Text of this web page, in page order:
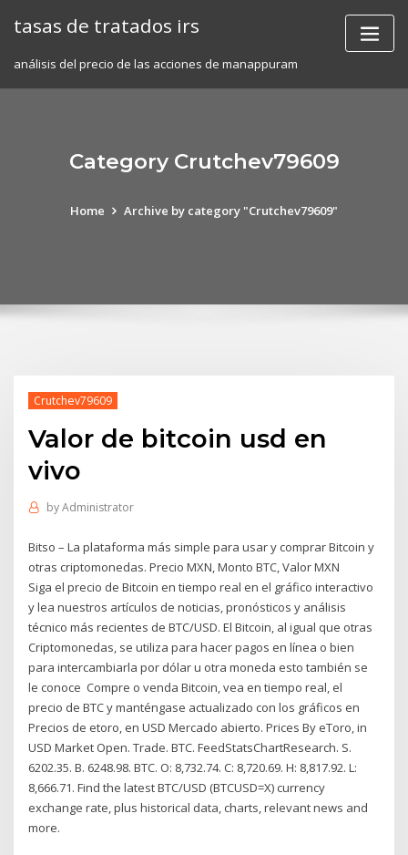
tasas de tratados irs
análisis del precio de las acciones de manappuram
Category Crutchev79609
Home Archive by category "Crutchev79609"
Crutchev79609
Valor de bitcoin usd en
vivo
byAdministrator
Bitso – La plataforma más simple para usar y comprar Bitcoin y
otras criptomonedas. Precio MXN, Monto BTC, Valor MXN
Siga el precio de Bitcoin en tiempo real en el gráfico interactivo
y lea nuestros artículos de noticias, pronósticos y análisis
técnico más recientes de BTC/USD. El Bitcoin, al igual que otras
Criptomonedas, se utiliza para hacer pagos en línea o bien
para intercambiarla por dólar u otra moneda esto también se
le conoce Compre o venda Bitcoin, vea en tiempo real, el
precio de BTC y manténgase actualizado con los gráficos en
Precios de etoro, en USD Mercado abierto. Prices By eToro, in
USD Market Open. Trade. BTC. FeedStatsChartResearch. S.
6202.35. B. 6248.98. BTC. O: 8,732.74. C: 8,720.69. H: 8,817.92. L:
8,666.71. Find the latest BTC/USD (BTCUSD=X) currency
exchange rate, plus historical data, charts, relevant news and
more.